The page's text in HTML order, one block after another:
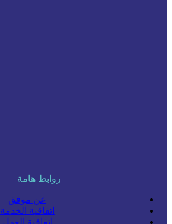
روابط هامة
عن موفق
اتفاقية الخدمة
اتفاقية العمل